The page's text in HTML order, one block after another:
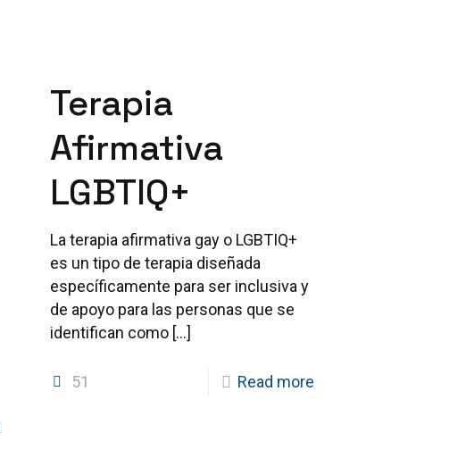
Terapia
Afirmativa
LGBTIQ+
La terapia afirmativa gay o LGBTIQ+
es un tipo de terapia diseñada
específicamente para ser inclusiva y
de apoyo para las personas que se
identifican como […]
51 Read more